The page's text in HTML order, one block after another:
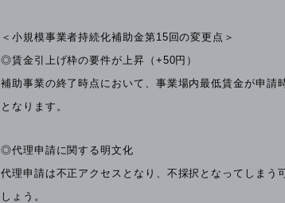
＜小規模事業者持続化補助金第15回の変更点＞
◎賃金引上げ枠の要件が上昇（+50円）
補助事業の終了時点において、事業場内最低賃金が申
となります。
◎代理申請に関する明文化
代理申請は不正アクセスとなり、不採択となってしまう
しょう。